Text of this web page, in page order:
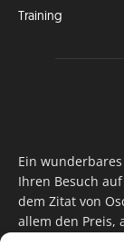
Training
Ein
Ihren Besuch
dem Zitat von
allem den Preis,